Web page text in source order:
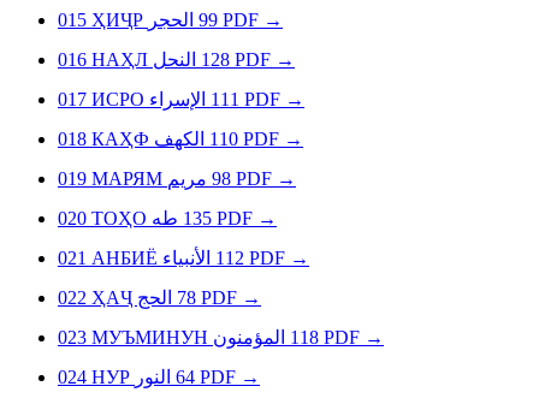
015 ҲИҶР الحجر 99 PDF →
016 НАҲЛ النحل 128 PDF →
017 ИСРО الإسراء 111 PDF →
018 КАҲФ الكهف 110 PDF →
019 МАРЯМ مريم 98 PDF →
020 ТОҲО طه 135 PDF →
021 АНБИЁ الأنبياء 112 PDF →
022 ҲАҶ الحج 78 PDF →
023 МУЪМИНУН المؤمنون 118 PDF →
024 НУР النور 64 PDF →